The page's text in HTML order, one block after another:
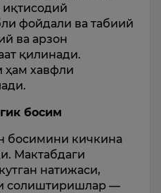
иқтисодий
фойдали ва табиий
ва арзон
қилинади.
ҳам хавфли
босим
босимини кичкина
Мактабдаги
натижаси,
солиштиришлар —